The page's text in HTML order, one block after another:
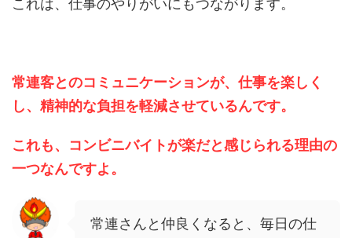
これは、仕事のやりがいにもつながります。
常連客とのコミュニケーションが、仕事を楽しく
し、精神的な負担を軽減させているんです。
これも、コンビニバイトが楽だと感じられる理由の
一つなんですよ。
常連さんと仲良くなると、毎日の仕